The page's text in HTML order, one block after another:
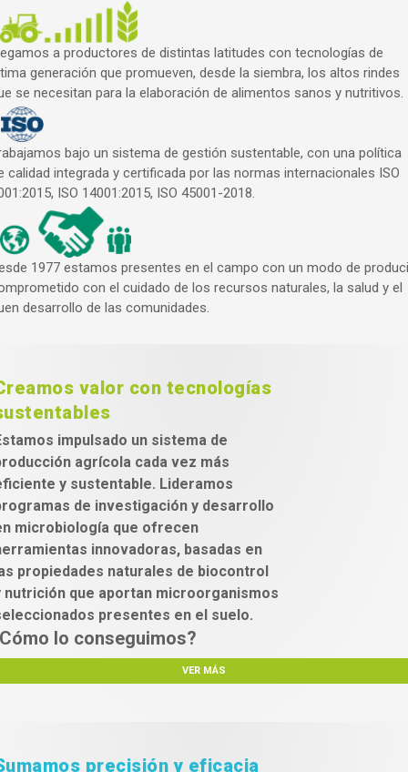
a productores de distintas latitudes con tecnologías de
generación que promueven, desde la siembra, los altos rindes
se necesitan para la elaboración de alimentos sanos y nutritivos.
bajo un sistema de gestión sustentable, con una política
calidad integrada y certificada por las normas internacionales ISO
ISO 14001:2015, ISO 45001-2018.
1977 estamos presentes en el campo con un modo de
con el cuidado de los recursos naturales, la salud y el
desarrollo de las comunidades.
valor con tecnologías
impulsado un sistema de
agrícola cada vez más
y sustentable. Lideramos
de investigación y desarrollo
microbiología que ofrecen
innovadoras, basadas en
propiedades naturales de biocontrol
nutrición que aportan microorganismos
presentes en el suelo.
lo conseguimos?
VER MÁS
precisión y eficacia